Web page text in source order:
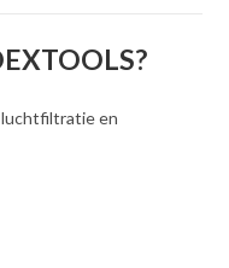
luchtfiltratie en